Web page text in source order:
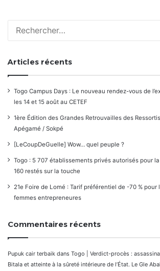
commentaires
Articles récents
Togo Campus Days : Le nouveau rendez-vous de
les 14 et 15 août au CETEF
1ère Édition des Grandes Retrouvailles des
Apégamé / Sokpé
[LeCoupDeGuelle] Wow… quel peuple ?
Togo : 5 707 établissements privés autorisés pour
160 restés sur la touche
21e Foire de Lomé : Tarif préférentiel de -70 % pour
femmes entrepreneures
Commentaires récents
Pupuk cair terbaik dans Togo | Verdict-procès :
Bitala et atteinte à la sûreté intérieure de l’État. Le Gle